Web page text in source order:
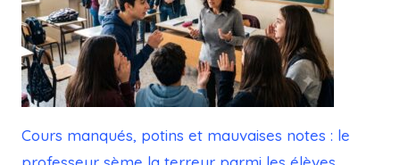
Cours manqués, potins et mauvaises notes : le